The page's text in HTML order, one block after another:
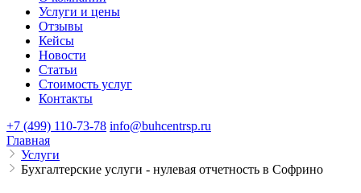
Услуги и цены
Отзывы
Кейсы
Новости
Статьи
Стоимость услуг
Контакты
+7 (499) 110-73-78 info@buhcentrsp.ru
Главная
Услуги
Бухгалтерские услуги - нулевая отчетность в Софрино